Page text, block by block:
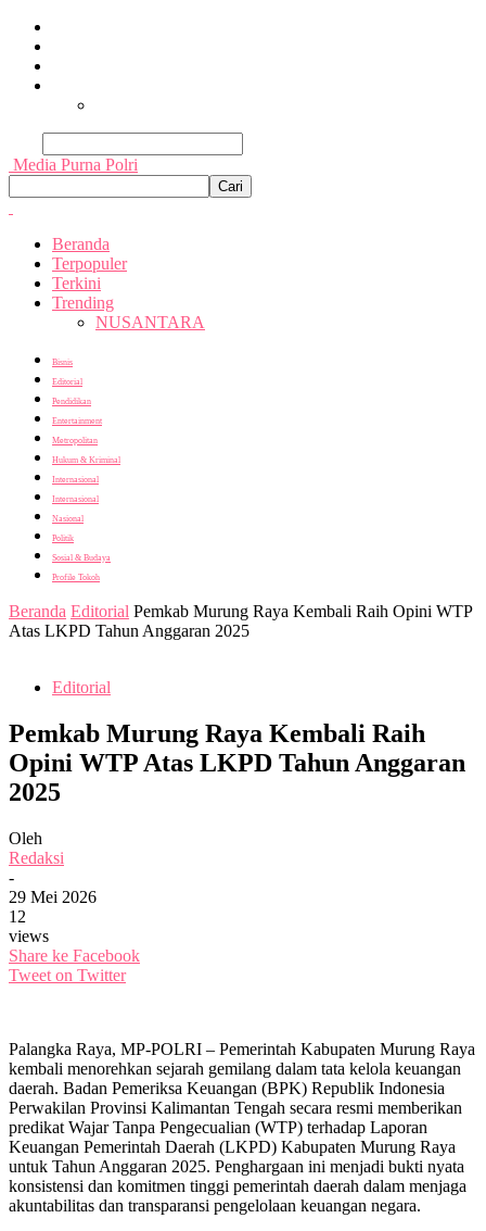
Media Purna Polri
Beranda
Terpopuler
Terkini
Trending
NUSANTARA
Bisnis
Editorial
Pendidikan
Entertainment
Metropolitan
Hukum & Kriminal
Internasional
Internasional
Nasional
Politik
Sosial & Budaya
Profile Tokoh
Beranda Editorial Pemkab Murung Raya Kembali Raih Opini WTP
Atas LKPD Tahun Anggaran 2025
Editorial
Pemkab Murung Raya Kembali Raih
Opini WTP Atas LKPD Tahun Anggaran
2025
Oleh
Redaksi
-
29 Mei 2026
12
views
Share ke Facebook
Tweet on Twitter
Palangka Raya, MP-POLRI – Pemerintah Kabupaten Murung Raya
kembali menorehkan sejarah gemilang dalam tata kelola keuangan
daerah. Badan Pemeriksa Keuangan (BPK) Republik Indonesia
Perwakilan Provinsi Kalimantan Tengah secara resmi memberikan
predikat Wajar Tanpa Pengecualian (WTP) terhadap Laporan
Keuangan Pemerintah Daerah (LKPD) Kabupaten Murung Raya
untuk Tahun Anggaran 2025. Penghargaan ini menjadi bukti nyata
konsistensi dan komitmen tinggi pemerintah daerah dalam menjaga
akuntabilitas dan transparansi pengelolaan keuangan negara.